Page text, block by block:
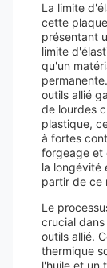
La limite
cette
présentant
limite
qu'un
outils allié
de lourdes
plastique,
à fortes
forgeage et
la longévité
partir de ce
Le
crucial dans
outils allié.
thermique
l'huile et un